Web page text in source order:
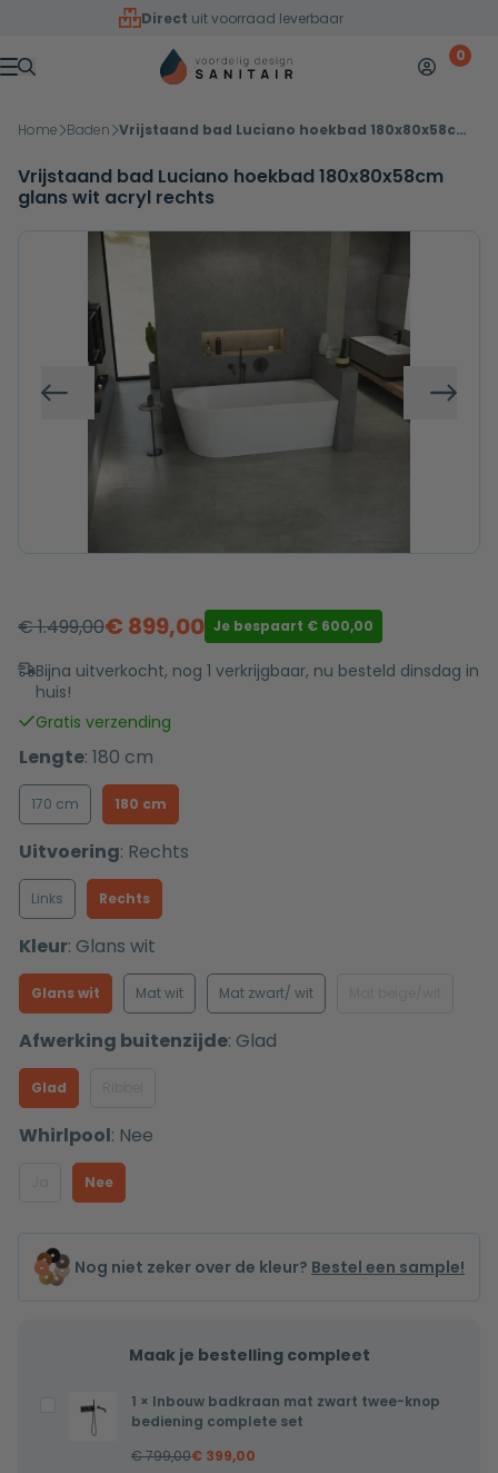
Overslaan naar inhoud
Direct uit voorraad leverbaar
Menu
Mijn 0
Home Baden Vrijstaand bad Luciano hoekbad 180x80x58cm glans wit acryl rechts
Vrijstaand bad Luciano hoekbad 180x80x58cm
glans wit acryl rechts
Vorige
€1.499,00
Oorspronkelijke
prijs
was:
€ 1.499,00.
€ 899,00
Huidige
prijs
€ 899,00.
Je bespaart € 600,00
Bijna uitverkocht, nog 1 verkrijgbaar, nu besteld dinsdag in
huis!
Gratis verzending
Lengte: 180 cm
170 cm 180 cm
Uitvoering: Rechts
Links Rechts
Kleur: Glans wit
Glans wit Mat wit Mat zwart/ wit
Afwerking buitenzijde: Glad
Glad
Whirlpool: Nee
Nee
Nog niet zeker over de kleur? Bestel een sample!
Maak je bestelling compleet
Inbouw
badkraan
1 × Inbouw badkraan mat zwart twee-knop
bediening complete set
€799,00€ 399,00